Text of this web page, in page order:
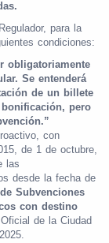
para la
condiciones:
obligatoriamente
Se entenderá
de un billete
pero
con
de 1 de octubre,
las
desde la fecha de
Subvenciones
con destino
de la Ciudad